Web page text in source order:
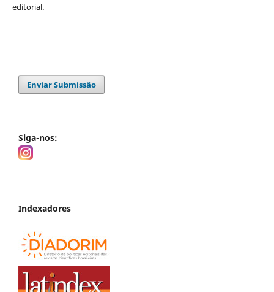
editorial.
Enviar Submissão
Siga-nos:
Indexadores